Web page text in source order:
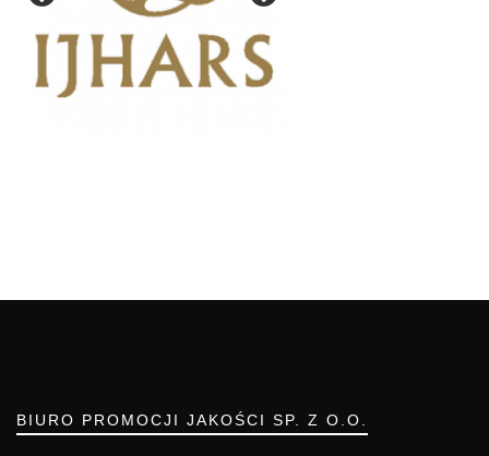
BIURO PROMOCJI JAKOŚCI SP. Z O.O.